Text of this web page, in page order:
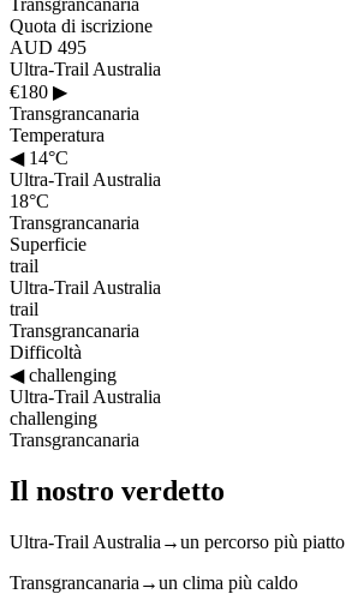
Quota di iscrizione
AUD 495
Ultra-Trail Australia
€180 ▶
Transgrancanaria
Temperatura
◀14°C
Ultra-Trail Australia
18°C
Transgrancanaria
Superficie
trail
Ultra-Trail Australia
trail
Transgrancanaria
Difficoltà
◀challenging
Ultra-Trail Australia
challenging
Transgrancanaria
Il nostro verdetto
Ultra-Trail Australia →un percorso più piatto
Transgrancanaria →un clima più caldo